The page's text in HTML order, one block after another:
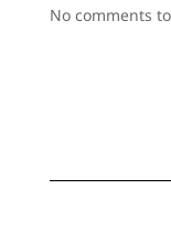
No comments